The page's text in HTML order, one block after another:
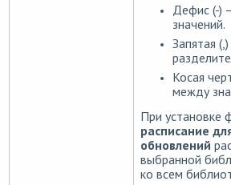
Дефис (-)
значений.
Запятая
Косая
между
При установке
расписание
обновлений
выбранной
ко всем